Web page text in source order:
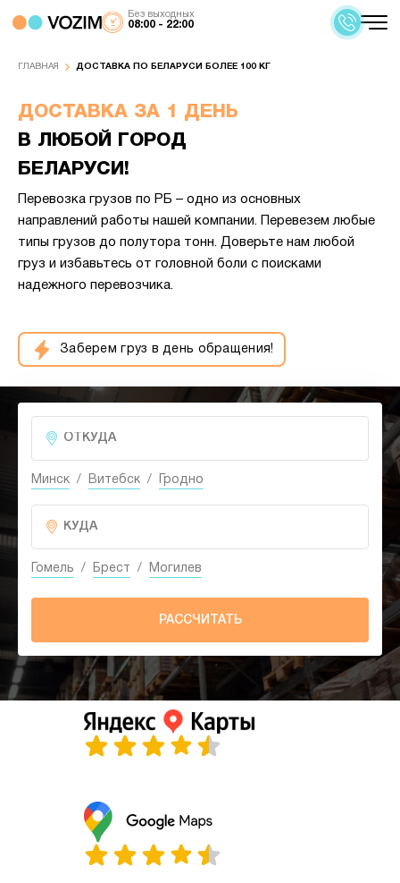
Без выходных
08:00 - 22:00
ГЛАВНАЯ ДОСТАВКА ПО БЕЛАРУСИ БОЛЕЕ 100 КГ
ДОСТАВКА ЗА 1 ДЕНЬ
В ЛЮБОЙ ГОРОД
БЕЛАРУСИ!
Перевозка грузов по РБ – одно из основных
направлений работы нашей компании. Перевезем любые
типы грузов до полутора тонн. Доверьте нам любой
груз и избавьтесь от головной боли с поисками
надежного перевозчика.
Заберем груз в день обращения!
Минск / Витебск / Гродно
Гомель / Брест / Могилев
РАССЧИТАТЬ